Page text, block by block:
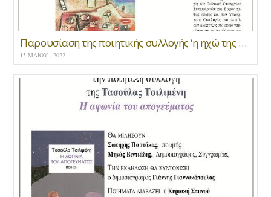
Παρουσίαση της ποιητικής συλλογής ‘η ηχώ της μνήμης’
15 ΜΑΪ́ΟΥ , 2022